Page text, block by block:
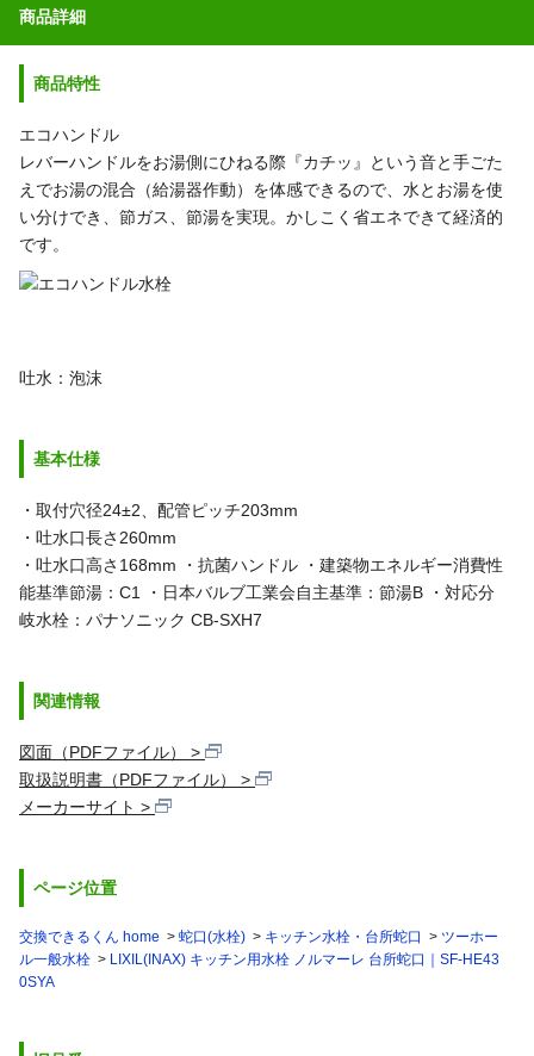
商品詳細
商品特性
エコハンドル
レバーハンドルをお湯側にひねる際『カチッ』という音と手ごた
えでお湯の混合（給湯器作動）を体感できるので、水とお湯を使
い分けでき、節ガス、節湯を実現。かしこく省エネできて経済的
です。
吐水：泡沫
基本仕様
・取付穴径24±2、配管ピッチ203mm
・吐水口長さ260mm
・吐水口高さ168mm ・抗菌ハンドル ・建築物エネルギー消費性
能基準節湯：C1 ・日本バルブ工業会自主基準：節湯B ・対応分
岐水栓：パナソニック CB-SXH7
関連情報
図面（PDFファイル）
取扱説明書（PDFファイル）
メーカーサイト
ページ位置
交換できるくん home 蛇口(水栓) キッチン水栓・台所蛇口
ツーホー
ル一般水栓
LIXIL(INAX) キッチン用水栓 ノルマーレ 台所蛇口｜SF-HE43
0SYA